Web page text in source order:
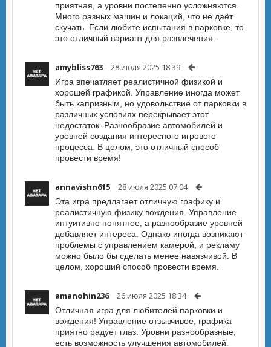
приятная, а уровни постепенно усложняются.
Много разных машин и локаций, что не даёт
скучать. Если любите испытания в парковке, то
это отличный вариант для развлечения.
amybliss763 28 июля 2025 18:39
Игра впечатляет реалистичной физикой и
хорошей графикой. Управление иногда может
быть капризным, но удовольствие от парковки в
различных условиях перекрывает этот
недостаток. Разнообразие автомобилей и
уровней создания интересного игрового
процесса. В целом, это отличный способ
провести время!
annavishn615 28 июля 2025 07:04
Эта игра предлагает отличную графику и
реалистичную физику вождения. Управление
интуитивно понятное, а разнообразие уровней
добавляет интереса. Однако иногда возникают
проблемы с управлением камерой, и рекламу
можно было бы сделать менее навязчивой. В
целом, хороший способ провести время.
amanohin236 26 июля 2025 18:34
Отличная игра для любителей парковки и
вождения! Управление отзывчивое, графика
приятно радует глаз. Уровни разнообразные,
есть возможность улучшения автомобилей.